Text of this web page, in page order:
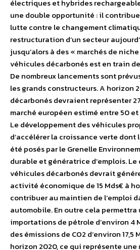
électriques et hybrides
une double opportunité : il
lutte contre le changement
restructuration d’un secteur
jusqu’alors à des « marchés de
véhicules décarbonés est en train
De nombreux lancements sont
les grands constructeurs. A horizon
décarbonés devraient représenter
marché européen estimé entre 50 et
Le développement des véhicules
d’accélérer la croissance verte
été posés par le Grenelle
durable et génératrice d’emplois.
véhicules décarbonés devrait
activité économique de 15 Mds€ à
contribuer au maintien de l’emploi
automobile. En outre cela
importations de pétrole d’environ 4
des émissions de CO2 d’environ
horizon 2020, ce qui représente une